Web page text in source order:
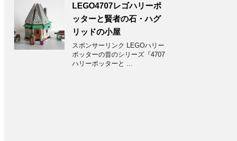
LEGO4707レゴハリーポ
ッターと賢者の石・ハグ
リッドの小屋
スポンサーリンク LEGOハリー
ポッターの昔のシリーズ『4707
ハリーポッターと ...